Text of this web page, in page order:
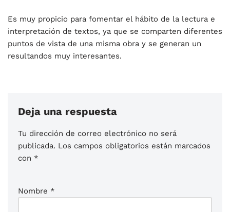
Es muy propicio para fomentar el hábito de la lectura e
interpretación de textos, ya que se comparten diferentes
puntos de vista de una misma obra y se generan un
resultandos muy interesantes.
Deja una respuesta
Tu dirección de correo electrónico no será
publicada. Los campos obligatorios están marcados
con *
Nombre *